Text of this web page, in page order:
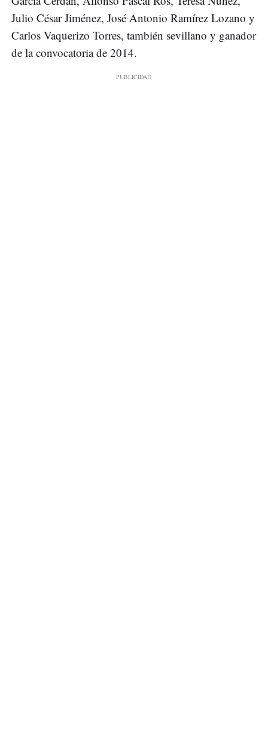
Julio César Jiménez, José Antonio Ramírez Lozano y
Carlos Vaquerizo Torres, también sevillano y ganador
de la convocatoria de 2014.